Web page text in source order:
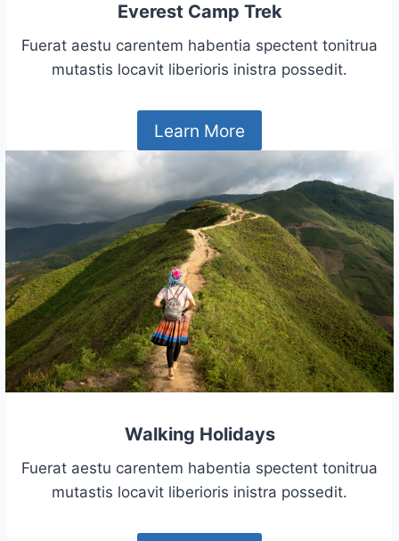
Everest Camp Trek
Fuerat aestu carentem habentia spectent tonitrua
mutastis locavit liberioris inistra possedit.
Learn More
Walking Holidays
Fuerat aestu carentem habentia spectent tonitrua
mutastis locavit liberioris inistra possedit.